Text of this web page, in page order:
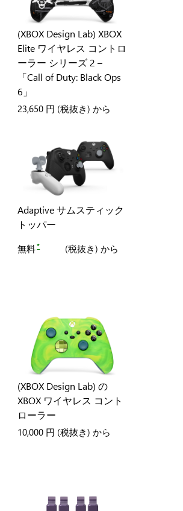
(XBOX Design Lab) XBOX
Elite ワイヤレス コントロ
ーラー シリーズ 2 –
「Call of Duty: Black Ops
6」
23,650 円 (税抜き) から
Adaptive サムスティック
トッパー
無料* (税抜き) から
(XBOX Design Lab) の
XBOX ワイヤレス コント
ローラー
10,000 円 (税抜き) から